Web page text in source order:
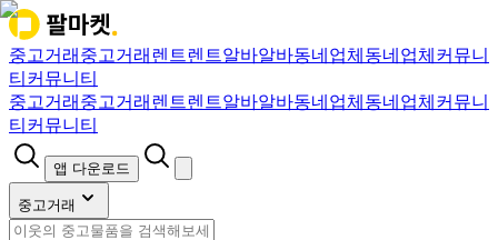
중고거래 중고거래 렌트렌트알바알바동네업체 동네업체 커뮤니
티 커뮤니티
중고거래 중고거래 렌트렌트알바알바동네업체 동네업체 커뮤니
티 커뮤니티
앱 다운로드
중고거래